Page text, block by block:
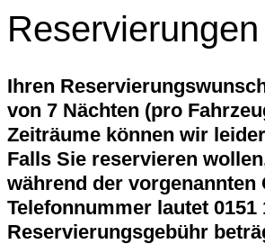
Ihren
von 7 Nächten (pro
Zeiträume können wir
Falls Sie reservieren
während der vorgenannten
Telefonnummer lautet 0151
Reservierungsgebühr